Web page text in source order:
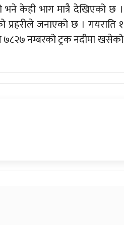
केही भाग मात्रै देखिएको छ ।
जनाएको छ । गयराति १
७८२७ नम्बरको ट्रक नदीमा खसेको